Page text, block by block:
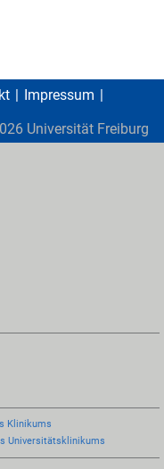
Impressum
Universität Freiburg
Klinikums
Universitätsklinikums